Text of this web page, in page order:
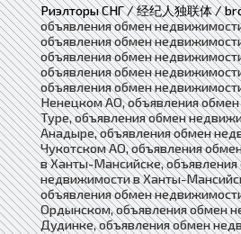
Риэлторы СНГ / 经纪人独联体 /
объявления обмен
объявления обмен
объявления обмен
объявления обмен
объявления обмен
Ненецком АО, объявления
Туре, объявления обмен
Анадыре, объявления обмен
Чукотском АО, объявления
в Ханты-Мансийске, объявления
недвижимости в Ханты-
объявления обмен
Ордынском, объявления обмен
Дудинке, объявления обмен